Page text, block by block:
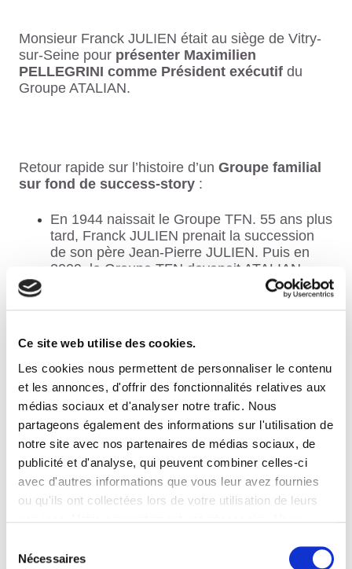
Ce site web utilise des cookies.
Les cookies nous permettent de personnaliser le contenu
et les annonces, d'offrir des fonctionnalités relatives aux
médias sociaux et d'analyser notre trafic. Nous
partageons également des informations sur l'utilisation de
notre site avec nos partenaires de médias sociaux, de
publicité et d'analyse, qui peuvent combiner celles-ci
avec d'autres informations que vous leur avez fournies
ou qu'ils ont collectées lors de votre utilisation de leurs
Nécessaires
Monsieur Franck JULIEN était au siège de Vitry-
sur-Seine pour présenter Maximilien
PELLEGRINI comme Président exécutif du
Groupe ATALIAN.
Retour rapide sur l’histoire d’un Groupe familial
sur fond de success-story :
En 1944 naissait le Groupe TFN. 55 ans plus
tard, Franck JULIEN prenait la succession
de son père Jean-Pierre JULIEN. Puis en
2009, le Groupe TFN devenait ATALIAN.
ATALIAN s’est développé à travers le monde
avec près de 3 milliards de chiffre d’affaires
en 2022.
Lors de son discours, Franck JULIEN s’est dit fier
et ému de laisser la présidence à Maximilien.
❝Transmettre la direction du groupe à Maximilien,
c’est faire le choix du développement et d’une
mise en perspective du groupe ATALIAN.